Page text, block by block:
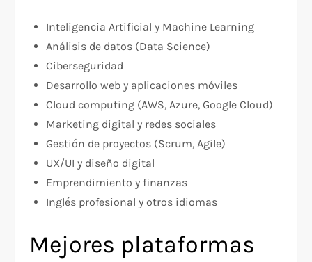
Inteligencia Artificial y Machine Learning
Análisis de datos (Data Science)
Ciberseguridad
Desarrollo web y aplicaciones móviles
Cloud computing (AWS, Azure, Google Cloud)
Marketing digital y redes sociales
Gestión de proyectos (Scrum, Agile)
UX/UI y diseño digital
Emprendimiento y finanzas
Inglés profesional y otros idiomas
Mejores plataformas